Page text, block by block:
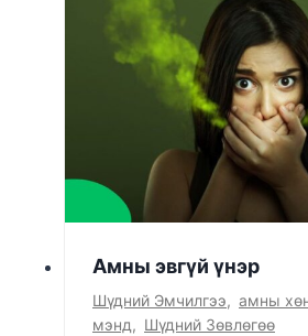
Амны эвгүй үнэр
Шүдний Эмчилгээ, амны
мэнд, Шүдний Зөвлөгөө